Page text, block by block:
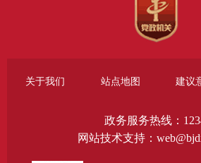
关于我们 站点地图 建议
政务服务热线：
网站技术支持：